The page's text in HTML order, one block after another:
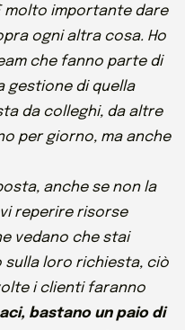
molto importante dare
ogni altra cosa. Ho
che fanno parte di
gestione di quella
da colleghi, da altre
per giorno, ma anche
anche se non la
reperire risorse
vedano che stai
sulla loro richiesta, ciò
i clienti faranno
bastano un paio di